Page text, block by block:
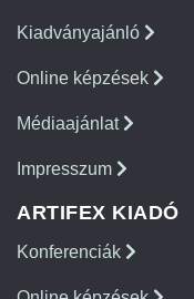
Kiadványajánló
Online képzések
Médiaajánlat
Impresszum
ARTIFEX KIADÓ
Konferenciák